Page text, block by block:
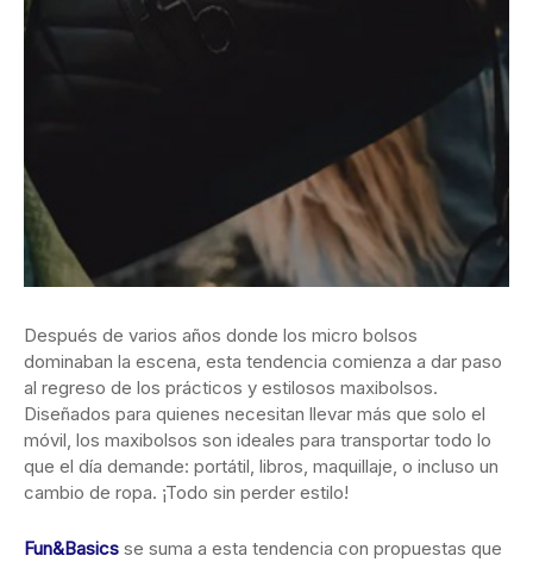
Después de varios años donde los micro bolsos
dominaban la escena, esta tendencia comienza a dar paso
al regreso de los prácticos y estilosos maxibolsos.
Diseñados para quienes necesitan llevar más que solo el
móvil, los maxibolsos son ideales para transportar todo lo
que el día demande: portátil, libros, maquillaje, o incluso un
cambio de ropa. ¡Todo sin perder estilo!
Fun&Basics se suma a esta tendencia con propuestas que